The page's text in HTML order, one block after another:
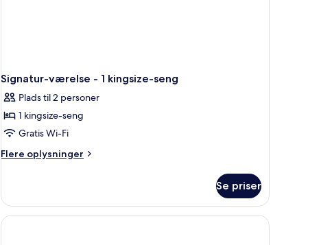
Signatur-værelse - 1 kingsize-seng
Plads til 2 personer
1 kingsize-seng
Gratis Wi-Fi
Flere oplysninger
Flere
værelse
1
Se priser